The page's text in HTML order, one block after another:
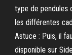
type de pendules
les différentes
Astuce : Puis, il
disponible sur